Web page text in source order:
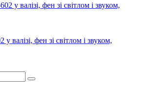
валізі, фен зі світлом і звуком,